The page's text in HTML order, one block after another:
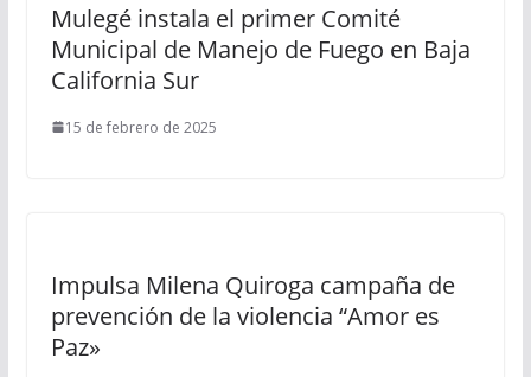
Mulegé instala el primer Comité
Municipal de Manejo de Fuego en Baja
California Sur
15 de febrero de 2025
Impulsa Milena Quiroga campaña de
prevención de la violencia “Amor es
Paz»